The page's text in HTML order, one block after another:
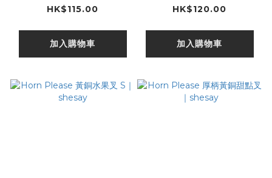
HK$115.00
加入購物車
HK$120.00
加入購物車